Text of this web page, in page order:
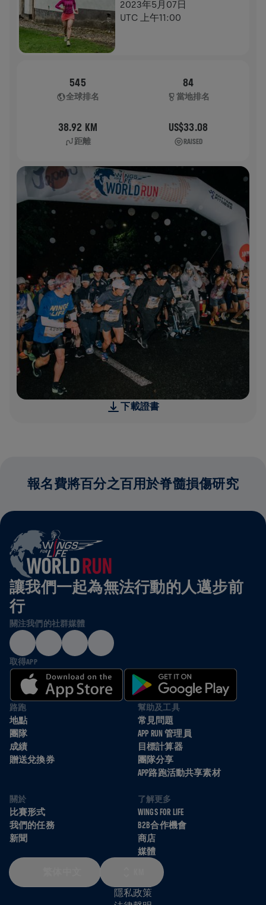
2023年5月07日
UTC 上午11:00
545
全球排名
84
當地排名
38.92 KM
距離
US$33.08
RAISED
下載證書
報名費將百分之百用於脊髓損傷研究
讓我們一起為無法行動的人邁步前
行
關注我們的社群媒體
取得APP
路跑
地點
團隊
成績
贈送兌換券
幫助及工具
常見問題
APP RUN 管理員
目標計算器
團隊分享
APP路跑活動共享素材
關於
比賽形式
我們的任務
新聞
了解更多
WINGS FOR LIFE
B2B合作機會
商店
媒體
隱私政策